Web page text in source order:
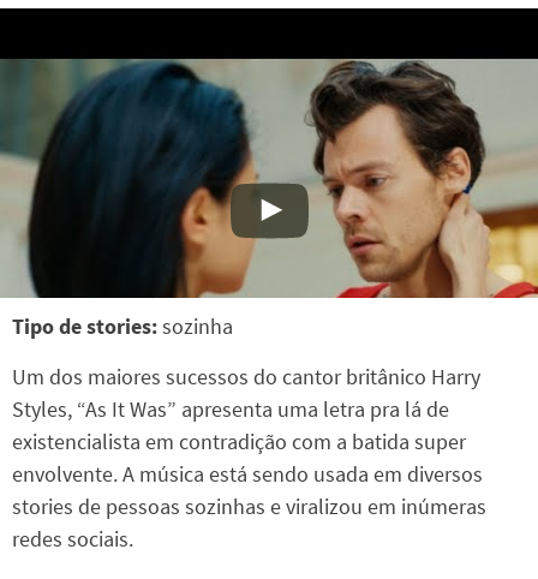
Tipo de stories:sozinha
Um dos maiores sucessos do cantor britânico Harry
Styles, “As It Was” apresenta uma letra pra lá de
existencialista em contradição com a batida super
envolvente. A música está sendo usada em diversos
stories de pessoas sozinhas e viralizou em inúmeras
redes sociais.